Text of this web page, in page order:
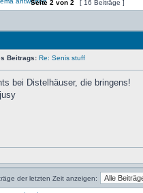
Seite 2 von 2 [ 16 Beiträge ]
Beitrags: Re: Senis stuff
bei Distelhäuser, die bringens!
der letzten Zeit anzeigen: